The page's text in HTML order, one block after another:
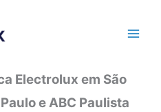
Electrolux em São
e ABC Paulista